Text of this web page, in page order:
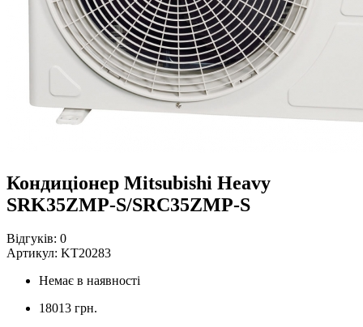
Кондиціонер Mitsubishi Heavy
SRK35ZMP-S/SRC35ZMP-S
Відгуків: 0
Артикул: KT20283
Немає в наявності
18013 грн.